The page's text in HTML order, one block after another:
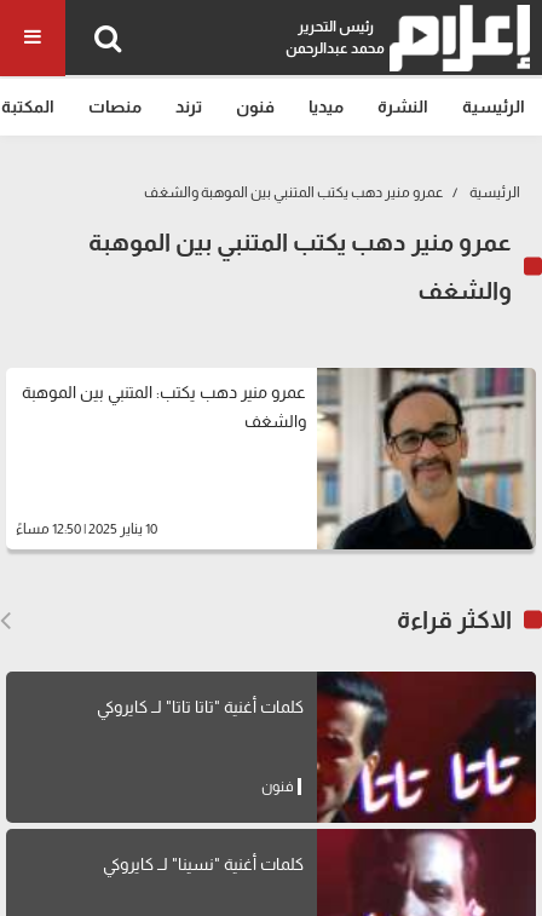
رئيس التحرير
محمد عبدالرحمن
الرئيسية النشرة ميديا فنون ترند منصات المكتبة
الرئيسية عمرو منير دهب يكتب المتنبي بين الموهبة والشغف
عمرو منير دهب يكتب المتنبي بين الموهبة
والشغف
عمرو منير دهب يكتب: المتنبي بين الموهبة
والشغف
10 يناير 2025 | 12:50 مساءً
الاكثر قراءة
كلمات أغنية "تاتا تاتا" لــ كايروكي
فنون
كلمات أغنية "نسينا" لــ كايروكي